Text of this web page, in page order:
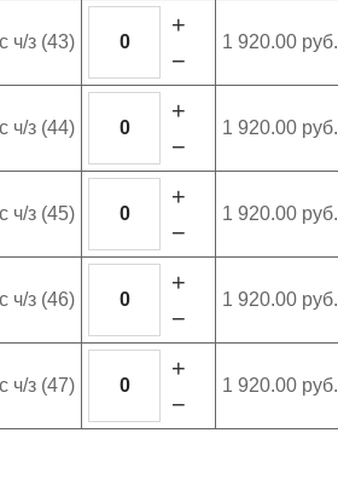
ч/з (43)
−
+
1 920.00 руб.
ч/з (44)
−
+
1 920.00 руб.
ч/з (45)
−
+
1 920.00 руб.
ч/з (46)
−
+
1 920.00 руб.
ч/з (47)
−
+
1 920.00 руб.